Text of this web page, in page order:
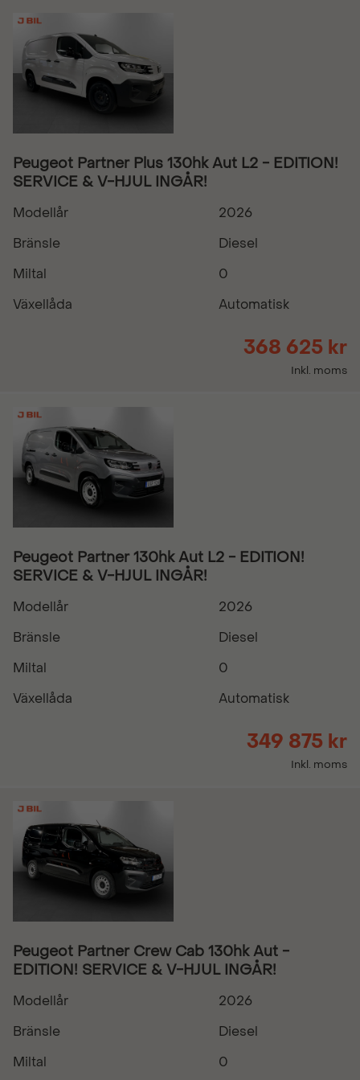
Peugeot Partner Plus 130hk Aut L2 - EDITION!
SERVICE & V-HJUL INGÅR!
Modellår
2026
Bränsle
Diesel
Miltal
0
Växellåda
Automatisk
368 625 kr
Inkl. moms
Peugeot Partner 130hk Aut L2 - EDITION!
SERVICE & V-HJUL INGÅR!
Modellår
2026
Bränsle
Diesel
Miltal
0
Växellåda
Automatisk
349 875 kr
Inkl. moms
Peugeot Partner Crew Cab 130hk Aut -
EDITION! SERVICE & V-HJUL INGÅR!
Modellår
2026
Bränsle
Diesel
Miltal
0